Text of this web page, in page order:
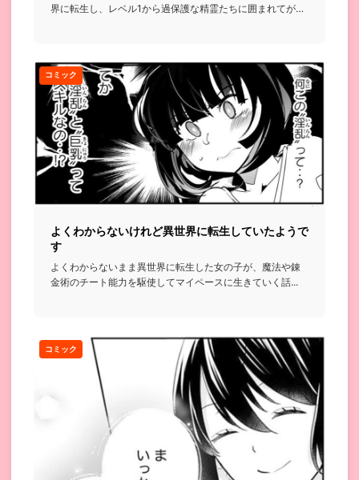
界に転生し、レベル1から過保護な精霊たちに囲まれてがん
コミック
よくわからないけれど異世界に転生していたようで
す
よくわからないまま異世界に転生した女の子が、魔法や錬
金術のチート能力を駆使してマイペースに生きていく話...
コミック